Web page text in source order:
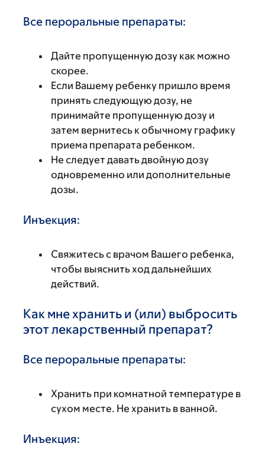
Все пероральные препараты:
Дайте пропущенную дозу как можно
скорее.
Если Вашему ребенку пришло время
принять следующую дозу, не
принимайте пропущенную дозу и
затем вернитесь к обычному графику
приема препарата ребенком.
Не следует давать двойную дозу
одновременно или дополнительные
дозы.
Инъекция:
Свяжитесь с врачом Вашего ребенка,
чтобы выяснить ход дальнейших
действий.
Как мне хранить и (или) выбросить
этот лекарственный препарат?
Все пероральные препараты:
Хранить при комнатной температуре в
сухом месте. Не хранить в ванной.
Инъекция: